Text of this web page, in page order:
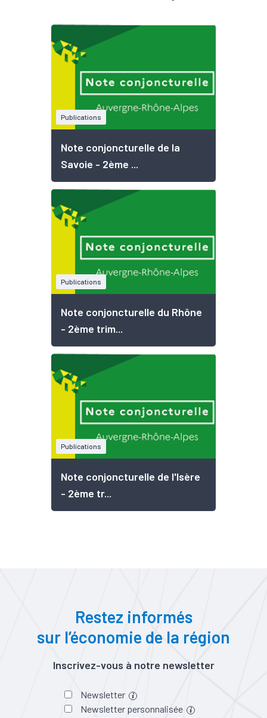
Publications
Note conjoncturelle de la
Savoie - 2ème ...
Publications
Note conjoncturelle du Rhône
- 2ème trim...
Publications
Note conjoncturelle de l'Isère
- 2ème tr...
Restez informés
sur l’économie de la région
Inscrivez-vous à notre newsletter
Newsletter
Newsletter personnalisée